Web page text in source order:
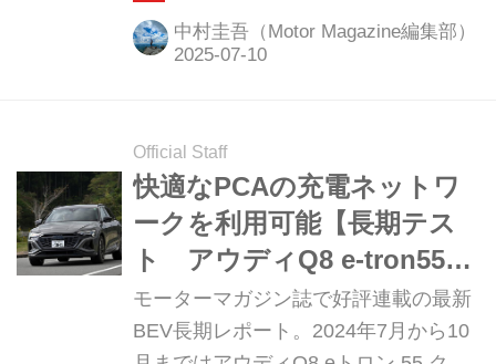
ム・エレクトリック）」を採用し、走
り・航続距離・居住性のすべてを刷
しまうBEVの理想形とも言えるプレミ
アムモデルがついに登場した。
中村圭吾（Motor Magazine編集部）
Official Staff
快適なPCAの充電ネットワ
ークを利用可能【長期テス
ト アウディQ8 e-tron55
クワトロ Sライン編④】
モーターマガジン誌で好評連載の最新
BEV長期レポート。2024年7月から10